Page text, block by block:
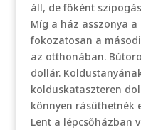
áll, de főként
Míg a ház asszonya
fokozatosan a
az otthonában.
dollár.
kolduskataszteren
könnyen rásüthetnék
Lent a lépcsőházban